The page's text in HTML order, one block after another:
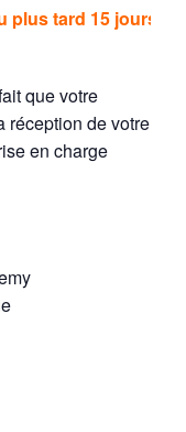
plus tard 15 jours
que votre
réception de votre
en charge